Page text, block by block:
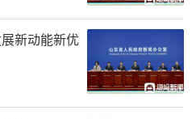
参加。在研修班的学习
医结合研究打下了坚实
回到济南铁路中心医
西医结合科研病房，王
中西医结合技术探索临
新动能新优